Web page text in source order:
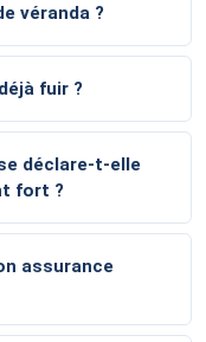
véranda ?
fuir ?
déclare-t-elle
fort ?
assurance